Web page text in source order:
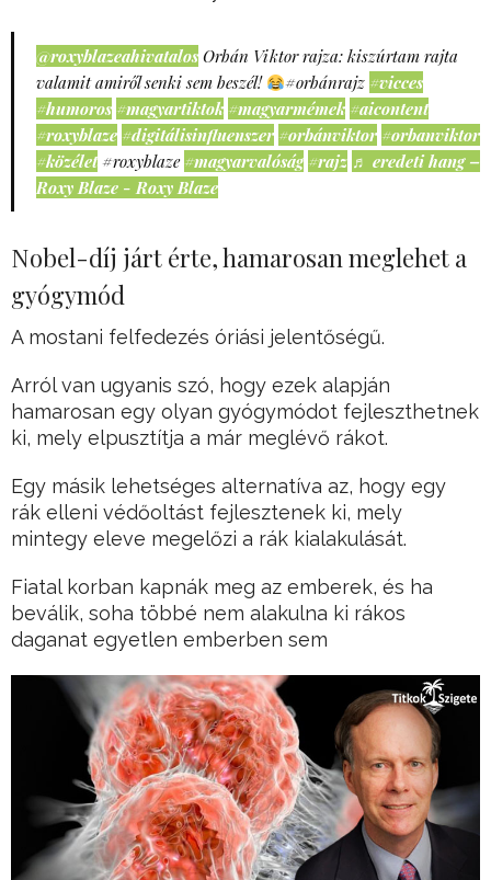
@roxyblazeahivatalos Orbán Viktor rajza: kiszúrtam rajta
valamit amiről senki sem beszél!
#orbánrajz #vicces
#humoros #magyartiktok #magyarmémek #aicontent
#roxyblaze #digitálisinfluenszer #orbánviktor #orbanviktor
#közélet #roxyblaze #magyarvalóság #rajz ♬ eredeti hang –
Roxy Blaze - Roxy Blaze
Nobel-díj járt érte, hamarosan meglehet a
gyógymód
A mostani felfedezés óriási jelentőségű.
Arról van ugyanis szó, hogy ezek alapján
hamarosan egy olyan gyógymódot fejleszthetnek
ki, mely elpusztítja a már meglévő rákot.
Egy másik lehetséges alternatíva az, hogy egy
rák elleni védőoltást fejlesztenek ki, mely
mintegy eleve megelőzi a rák kialakulását.
Fiatal korban kapnák meg az emberek, és ha
beválik, soha többé nem alakulna ki rákos
daganat egyetlen emberben sem